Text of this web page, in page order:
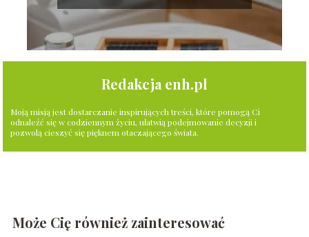
Redakcja enh.pl
Moją misją jest dostarczanie inspirujących treści, które pomogą Ci
odnaleźć się w codziennym życiu, ułatwią podejmowanie decyzji i
pozwolą cieszyć się pięknem otaczającego świata.
Może Cię również zainteresować